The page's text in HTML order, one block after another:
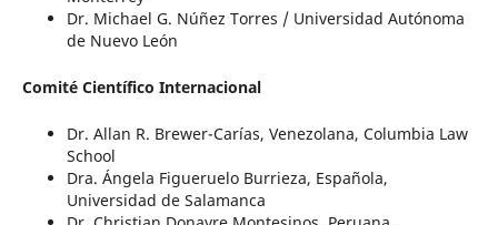
Dr. Michael G. Núñez Torres / Universidad Autónoma
de Nuevo León
Comité Científico Internacional
Dr. Allan R. Brewer-Carías, Venezolana, Columbia Law
School
Dra. Ángela Figueruelo Burrieza, Española,
Universidad de Salamanca